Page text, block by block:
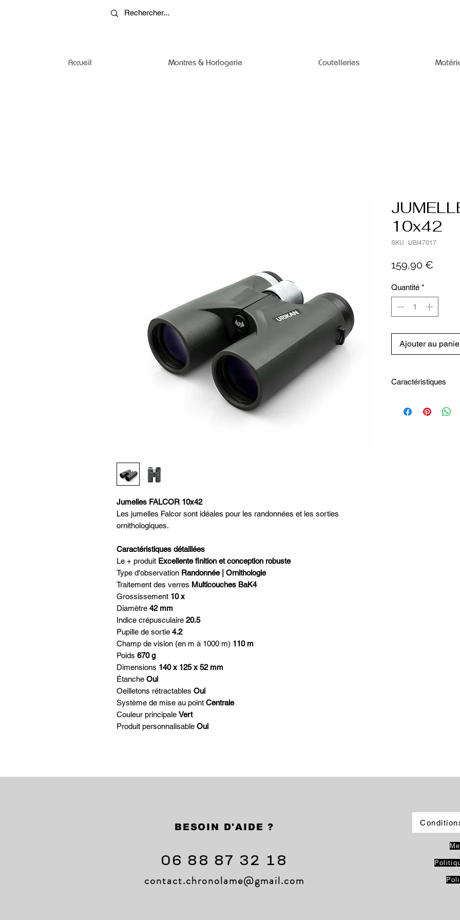
Accueil Montres & Horlogerie Coutelleries
Jumelles FALCOR 10x42
Les jumelles Falcor sont idéales pour les randonnées et les sorties
ornithologiques.
Caractéristiques détaillées
Le + produit Excellente finition et conception robuste
Type d'observation Randonnée | Ornithologie
Traitement des verres Multicouches BaK4
Grossissement 10 x
Diamètre 42 mm
Indice crépusculaire 20.5
Pupille de sortie 4.2
Champ de vision (en m à 1000 m) 110 m
Poids 670 g
Dimensions 140 x 125 x 52 mm
Étanche Oui
Oeilletons rétractables Oui
Système de mise au point Centrale
Couleur principale Vert
Produit personnalisable Oui
10x42
SKU : UBI47017
159,90 €
Quantité *
Ajouter au
Caractéristiques
permettent de profiter
BESOIN D'AIDE ?
06 88 87 32 18
contact.chronolame@gmail.com